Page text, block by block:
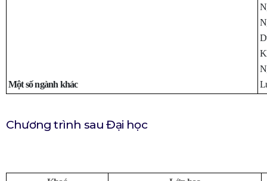
Một số ngành khác
Chương trình sau Đại học